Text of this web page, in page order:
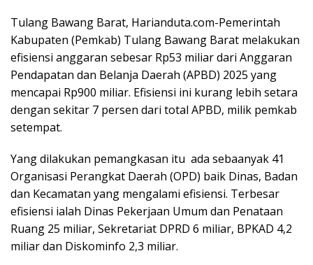
Tulang Bawang Barat, Harianduta.com-Pemerintah
Kabupaten (Pemkab) Tulang Bawang Barat melakukan
efisiensi anggaran sebesar Rp53 miliar dari Anggaran
Pendapatan dan Belanja Daerah (APBD) 2025 yang
mencapai Rp900 miliar. Efisiensi ini kurang lebih setara
dengan sekitar 7 persen dari total APBD, milik pemkab
setempat.
Yang dilakukan pemangkasan itu ada sebaanyak 41
Organisasi Perangkat Daerah (OPD) baik Dinas, Badan
dan Kecamatan yang mengalami efisiensi. Terbesar
efisiensi ialah Dinas Pekerjaan Umum dan Penataan
Ruang 25 miliar, Sekretariat DPRD 6 miliar, BPKAD 4,2
miliar dan Diskominfo 2,3 miliar.